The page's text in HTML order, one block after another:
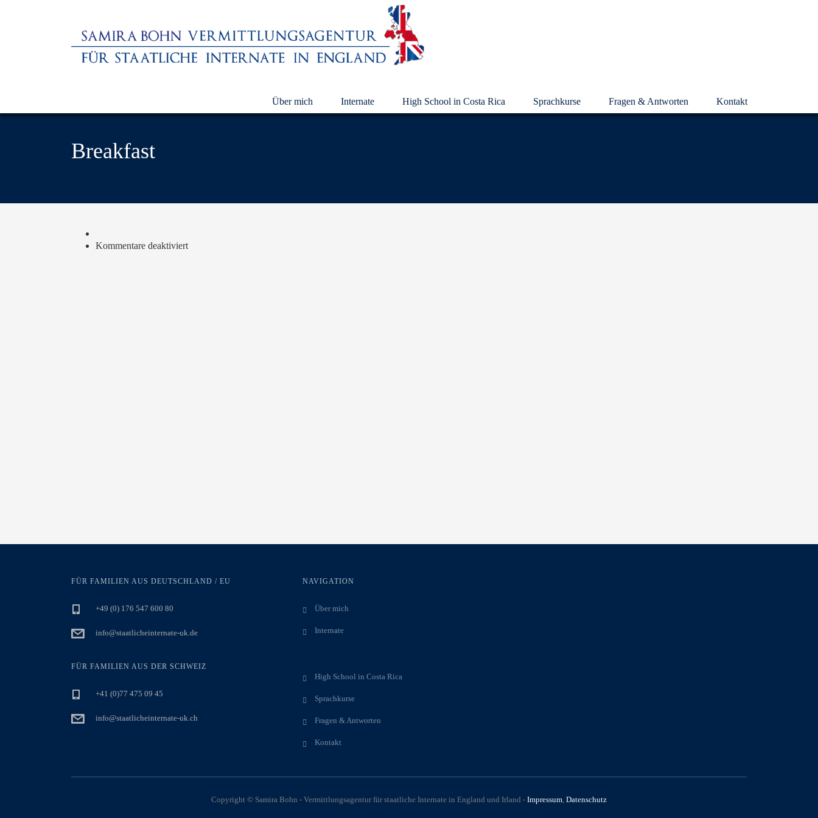
Über mich Internate High School in Costa Rica Sprachkurse Fragen & Antworten Kontakt
Breakfast
Kommentare deaktiviertfür
FÜR FAMILIEN AUS DEUTSCHLAND / EU
+49 (0) 176 547 600 80
info@staatlicheinternate-uk.de
FÜR FAMILIEN AUS DER SCHWEIZ
+41 (0)77 475 09 45
info@staatlicheinternate-uk.ch
NAVIGATION
Über mich
Internate
High School in Costa Rica
Sprachkurse
Fragen & Antworten
Kontakt
Copyright © Samira Bohn - Vermittlungsagentur für staatliche Internate in England und Irland - Impressum, Datenschutz